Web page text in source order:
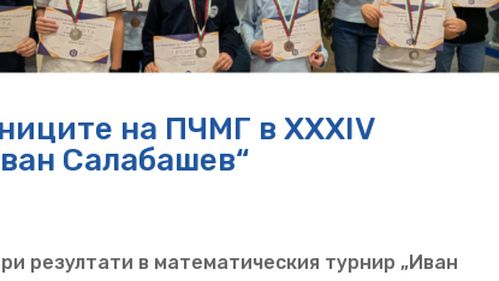
на ПЧМГ в XXXIV
Салабашев“
резултати в математическия турнир „Иван